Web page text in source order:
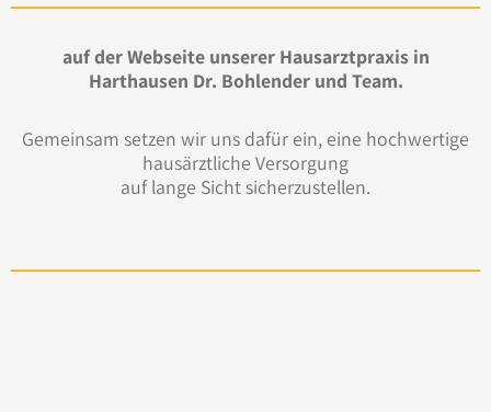
auf der Webseite unserer Hausarztpraxis in
Harthausen Dr. Bohlender und Team.
Gemeinsam setzen wir uns dafür ein, eine hochwertige
hausärztliche Versorgung
auf lange Sicht sicherzustellen.